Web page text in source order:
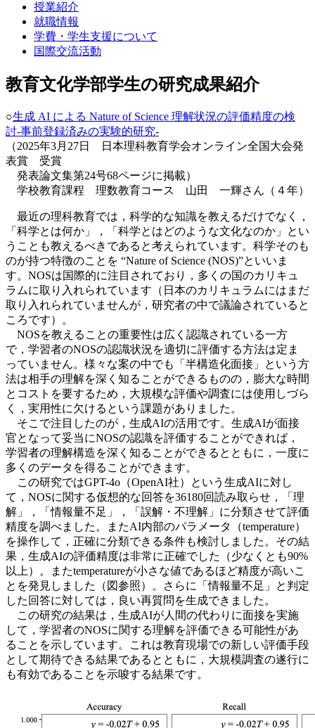
授業紹介
就職情報
学費・学生支援について
国際交流活動
教育文化学部学生の研究成果紹介
○生成 AI による Nature of Science 理解状況の評価精度の検
討-事前登録済みの実験的研究-
（2025年3月27日 日本理科教育学会オンライン全国大会発
表賞 受賞
発表論文集第24号68ページに掲載）
学校教育課程 理数教育コース 山田 一輝さん（４年）
最近の理科教育では，科学的な知識を教えるだけでなく，
「科学とは何か」，「科学とはどのような文化なのか」とい
うことも教えるべきであると考えられています。科学そのも
のが持つ特徴のことを “Nature of Science (NOS)”といいま
す。NOSは国際的に注目されており，多くの国のカリキュ
ラムに取り入れられています（日本のカリキュラムにはまだ
取り入れられていませんが，研究者の中で議論されていると
ころです）。
NOSを教えることの重要性は広く認識されている一方
で，学習者のNOSの認識状況を適切に評価する方法は定ま
っていません。様々な案の中でも「半構造化面接」という方
法は相手の理解を深く知ることができるものの，膨大な時間
とコストを要するため，大規模な評価や調査には使用しづら
く，実用性に欠けるという課題がありました。
そこで注目したのが，生成AIの活用です。生成AIが面接
官となって妥当にNOSの認識を評価することができれば，
学習者の理解構造を深く知ることができるとともに，一度に
多くのデータを得ることができます。
この研究ではGPT-4o（OpenAI社）という生成AIに対し
て，NOSに関する仮想的な回答を36180回読み取らせ，「理
解」，「情報量不足」，「誤解・不理解」に分類させて評価
精度を調べました。またAI内部のパラメータ（temperature）
を操作して，正確に分類できる条件も検討しました。その結
果，生成AIの評価精度は非常に正確でした（少なくとも90%
以上）。またtemperatureが小さな値であるほど精度が高いこ
とを発見しました（図参照）。さらに「情報量不足」と判定
した回答に対しては，良い再質問を生成できました。
この研究の結果は，生成AIが人間の代わりに面接を実施
して，学習者のNOSに関する理解を評価できる可能性があ
ることを示しています。これは教育現場での新しい評価手段
として期待できる結果であるとともに，大規模調査の遂行に
も有効であることを示唆する結果です。